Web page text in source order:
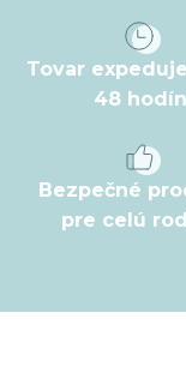
Tovar
48 hodín
Bezpečné
pre celú